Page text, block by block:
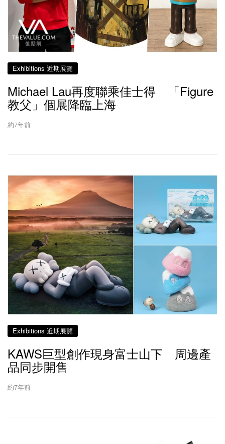
Exhibitions 近期展覽
Michael Lau再度聯乘佳士得 「Figure
教父」個展降臨上海
約7年前
Exhibitions 近期展覽
KAWS巨型創作現身富士山下 周邊產
品同步開售
約7年前